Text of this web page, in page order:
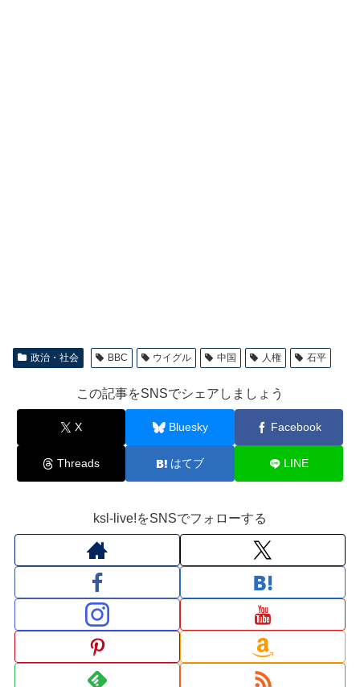
政治・社会 BBC ウイグル 中国 人権 石平
この記事をSNSでシェアしましょう
X Bluesky Facebook
Threads はてブ LINE
ksl-live!をSNSでフォローする